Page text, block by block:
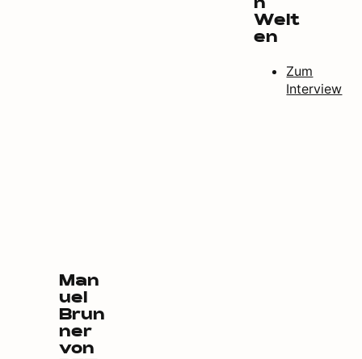
n
Welt
en
Zum
Interview
Man
uel
Brun
ner
von